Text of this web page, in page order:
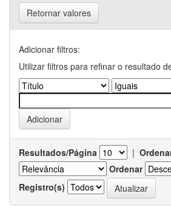
Retornar valores
Adicionar filtros:
Utilizar filtros para refinar o resultado
Resultados/Página |
Ordenar
Registro(s)